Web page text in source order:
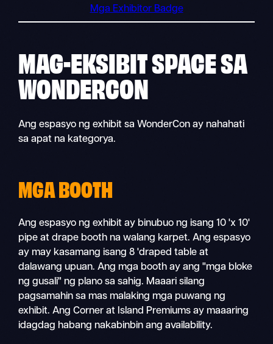
Mga Exhibitor Badge
MAG-EKSIBITSPACE SA
WONDERCON
Ang espasyo ng exhibit sa WonderCon ay nahahati
sa apat na kategorya.
MGA BOOTH
Ang espasyo ng exhibit ay binubuo ng isang 10 'x 10'
pipe at drape booth na walang karpet. Ang espasyo
ay may kasamang isang 8 'draped table at
dalawang upuan. Ang mga booth ay ang "mga bloke
ng gusali" ng plano sa sahig. Maaari silang
pagsamahin sa mas malaking mga puwang ng
exhibit. Ang Corner at Island Premiums ay maaaring
idagdag habang nakabinbin ang availability.